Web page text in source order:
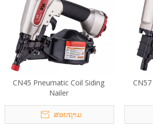
CN45 Pneumatic Coil Siding
Nailer
ສອບຖາມ